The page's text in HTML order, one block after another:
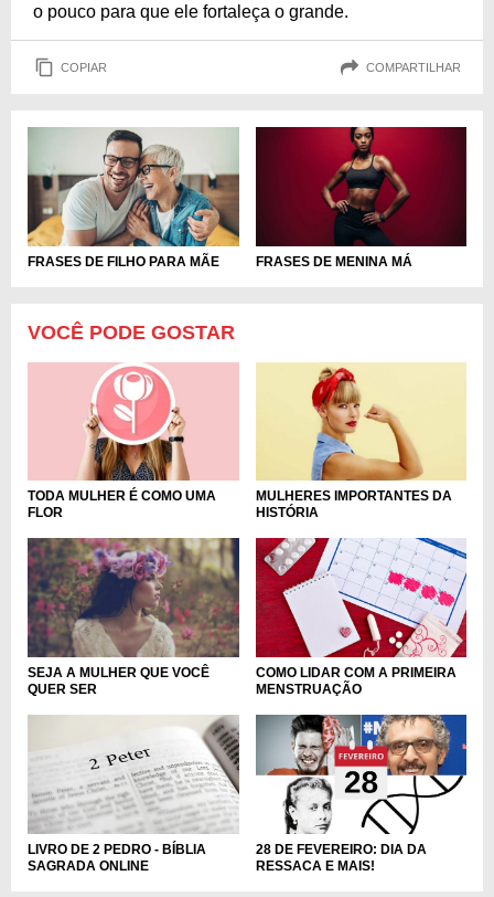
o pouco para que ele fortaleça o grande.
COPIAR COMPARTILHAR
FRASES DE FILHO PARA MÃE FRASES DE MENINA MÁ
VOCÊ PODE GOSTAR
TODA MULHER É COMO UMA
FLOR
MULHERES IMPORTANTES DA
HISTÓRIA
SEJA A MULHER QUE VOCÊ
QUER SER
COMO LIDAR COM A PRIMEIRA
MENSTRUAÇÃO
LIVRO DE 2 PEDRO - BÍBLIA
SAGRADA ONLINE
28 DE FEVEREIRO: DIA DA
RESSACA E MAIS!